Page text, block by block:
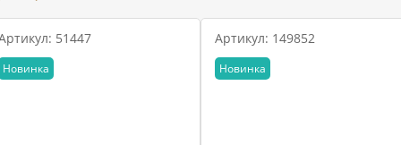
51447
Новинка
Артикул: 149852
Новинка